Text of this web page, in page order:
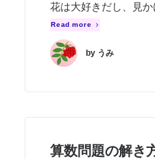
花は大好きだし、見か
Read more
by うみ
算数問題の解き